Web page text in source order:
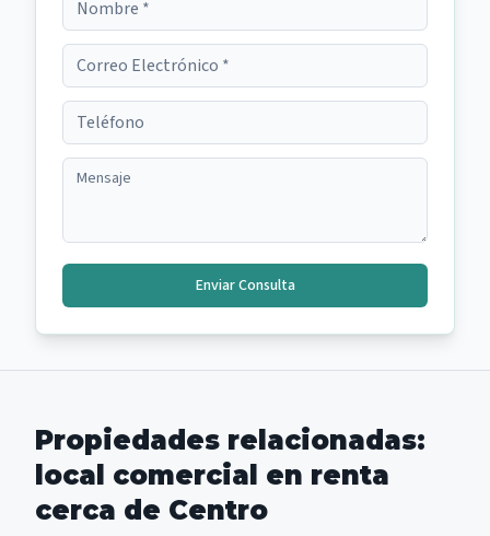
Enviar Consulta
Propiedades relacionadas:
local comercial en renta
cerca de Centro